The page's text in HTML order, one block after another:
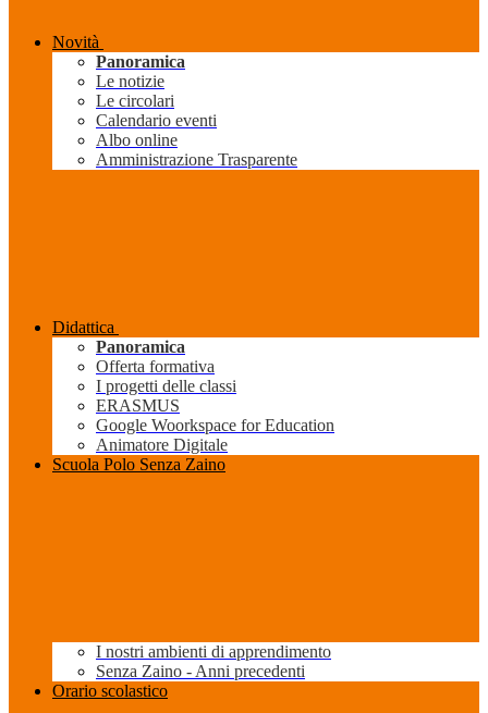
Novità
Panoramica
Le notizie
Le circolari
Calendario eventi
Albo online
Amministrazione Trasparente
Didattica
Panoramica
Offerta formativa
I progetti delle classi
ERASMUS
Google Woorkspace for Education
Animatore Digitale
Scuola Polo Senza Zaino
I nostri ambienti di apprendimento
Senza Zaino - Anni precedenti
Orario scolastico